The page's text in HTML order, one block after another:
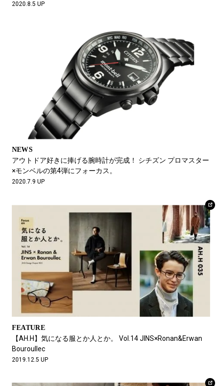
2020.8.5 UP
NEWS
アウトドア好きに捧げる腕時計が完成！ シチズン プロマスター
×モンベルの第4弾にフォーカス。
2020.7.9 UP
FEATURE
【AH.H】気になる服とか人とか。 Vol.14 JINS×Ronan&Erwan
Bouroullec
2019.12.5 UP